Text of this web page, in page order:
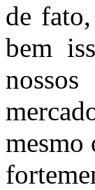
de
bem
mesmo